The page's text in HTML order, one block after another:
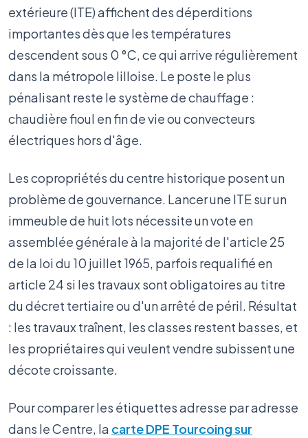
extérieure (ITE) affichent des déperditions
importantes dès que les températures
descendent sous 0 °C, ce qui arrive régulièrement
dans la métropole lilloise. Le poste le plus
pénalisant reste le système de chauffage :
chaudière fioul en fin de vie ou convecteurs
électriques hors d'âge.
Les copropriétés du centre historique posent un
problème de gouvernance. Lancer une ITE sur un
immeuble de huit lots nécessite un vote en
assemblée générale à la majorité de l'article 25
de la loi du 10 juillet 1965, parfois requalifié en
article 24 si les travaux sont obligatoires au titre
du décret tertiaire ou d'un arrêté de péril. Résultat
: les travaux traînent, les classes restent basses, et
les propriétaires qui veulent vendre subissent une
décote croissante.
Pour comparer les étiquettes adresse par adresse
dans le Centre, la carte DPE Tourcoing sur